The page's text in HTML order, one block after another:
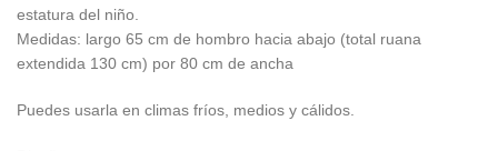
estatura del niño.
Medidas: largo 65 cm de hombro hacia abajo (total ruana
extendida 130 cm) por 80 cm de ancha
Puedes usarla en climas fríos, medios y cálidos.